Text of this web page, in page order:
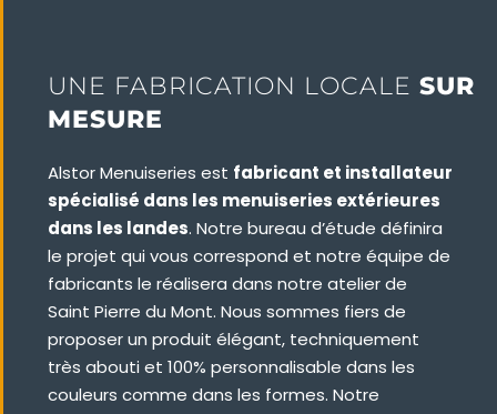
UNE FABRICATION LOCALE SUR
MESURE
Alstor Menuiseries est fabricant et installateur
spécialisé dans les menuiseries extérieures
dans les landes. Notre bureau d’étude définira
le projet qui vous correspond et notre équipe de
fabricants le réalisera dans notre atelier de
Saint Pierre du Mont. Nous sommes fiers de
proposer un produit élégant, techniquement
très abouti et 100% personnalisable dans les
couleurs comme dans les formes. Notre